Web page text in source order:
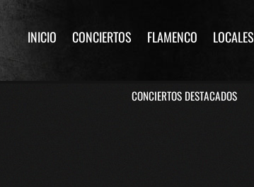
INICIO CONCIERTOS FLAMENCO LOCALES
CONCIERTOS DESTACADOS